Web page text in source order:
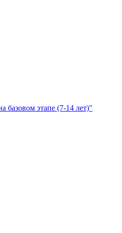
базовом этапе (7-14 лет)"